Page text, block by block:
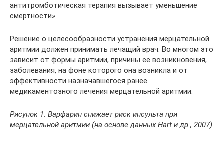
антитромботическая терапия вызывает уменьшение
смертности».
Решение о целесообразности устранения мерцательной
аритмии должен принимать лечащий врач. Во многом это
зависит от формы аритмии, причины ее возникновения,
заболевания, на фоне которого она возникла и от
эффективности назначавшегося ранее
медикаментозного лечения мерцательной аритмии.
Рисунок 1. Варфарин снижает риск инсульта при
мерцательной аритмии (на основе данных Hart и др., 2007)